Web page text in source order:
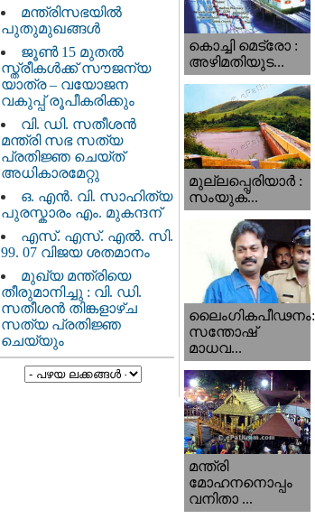
മന്ത്രിസഭയിൽ
പുതുമുഖങ്ങൾ
ജൂൺ 15 മുതൽ
സ്ത്രീകൾക്ക് സൗജന്യ
യാത്ര – വയോജന
വകുപ്പ് രൂപീകരിക്കും
വി. ഡി. സതീശന്‍
മന്ത്രി സഭ സത്യ
പ്രതിജ്ഞ ചെയ്ത്
അധികാരമേറ്റു
ഒ. എൻ. വി. സാഹിത്യ
പുരസ്കാരം എം. മുകന്ദന്
എസ്. എസ്. എൽ. സി.
99. 07 വിജയ ശതമാനം
മുഖ്യ മന്ത്രിയെ
തീരുമാനിച്ചു : വി. ഡി.
സതീശന്‍ തിങ്കളാഴ്ച
സത്യ പ്രതിജ്ഞ
ചെയ്യും
കൊച്ചി മെട്രോ :
അഴിമതിയുട...
മുല്ലപ്പെരിയാര്‍ :
സംയുക്...
ലൈംഗികപീഢനം:
സന്തോഷ്
മാധവ...
മന്ത്രി
മോഹനനൊപ്പം
വനിതാ ...